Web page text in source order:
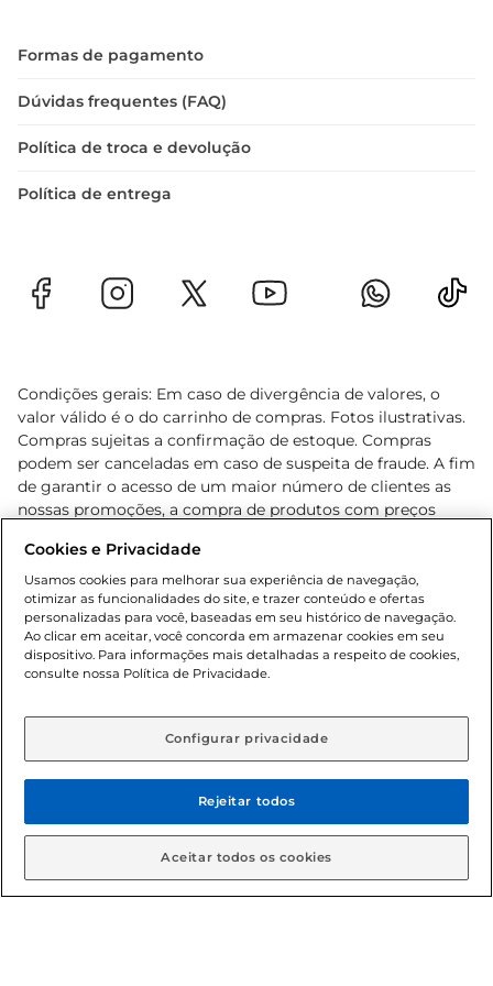
consumidor vivencia ao degustar este vinho.
Formas de pagamento
Dúvidas frequentes (FAQ)
Política de troca e devolução
Política de entrega
Condições gerais: Em caso de divergência de valores, o
valor válido é o do carrinho de compras. Fotos ilustrativas.
Compras sujeitas a confirmação de estoque. Compras
podem ser canceladas em caso de suspeita de fraude. A fim
de garantir o acesso de um maior número de clientes as
nossas promoções, a compra de produtos com preços
cliente. Os preços, ofertas e condições são exclusivos para
o e-commerce e válidos durante o dia de hoje, podendo
sofrer alterações sem prévia notificação. Proibida a venda
de bebidas alcoólicas para menores de 18 anos, conforme
Lei n.º 8069/90, art. 81, inciso II (Estatuto da Criança e do
Adolescente). Preços e condições exclusivos para o
aviso prévio. O valor mínimo para as compras on-line é de
© 2026 Copyright. Todos os direitos
reservados Gbarbosa.
Cookies e Privacidade
Usamos cookies para melhorar sua experiência de navegação,
otimizar as funcionalidades do site, e trazer conteúdo e ofertas
personalizadas para você, baseadas em seu histórico de navegação.
Ao clicar em aceitar, você concorda em armazenar cookies em seu
dispositivo. Para informações mais detalhadas a respeito de cookies,
consulte nossa Política de Privacidade.
Configurar privacidade
Rejeitar todos
Aceitar todos os cookies